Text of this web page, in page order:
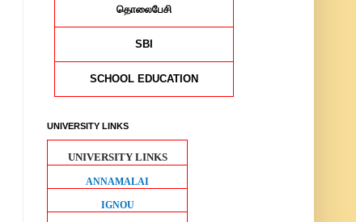
தொலைபேசி
SBI
SCHOOL EDUCATION
UNIVERSITY LINKS
UNIVERSITY LINKS
ANNAMALAI
IGNOU